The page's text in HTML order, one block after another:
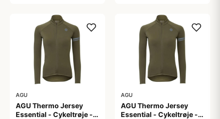
AGU
AGU Thermo Jersey
Essential - Cykeltrøje -
AGU
AGU Thermo Jersey
Essential - Cykeltrøje -